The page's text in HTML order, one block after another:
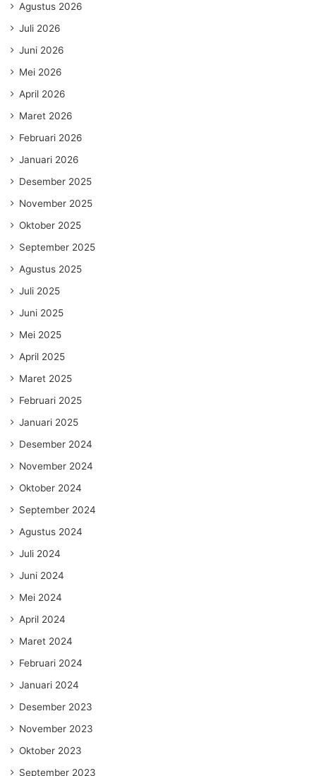
Agustus 2026
Juli 2026
Juni 2026
Mei 2026
April 2026
Maret 2026
Februari 2026
Januari 2026
Desember 2025
November 2025
Oktober 2025
September 2025
Agustus 2025
Juli 2025
Juni 2025
Mei 2025
April 2025
Maret 2025
Februari 2025
Januari 2025
Desember 2024
November 2024
Oktober 2024
September 2024
Agustus 2024
Juli 2024
Juni 2024
Mei 2024
April 2024
Maret 2024
Februari 2024
Januari 2024
Desember 2023
November 2023
Oktober 2023
September 2023